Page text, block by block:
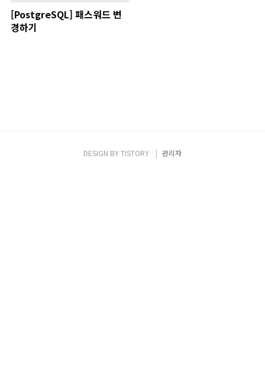
[PostgreSQL] 패스워드 변
경하기
DESIGN BYTISTORY 관리자